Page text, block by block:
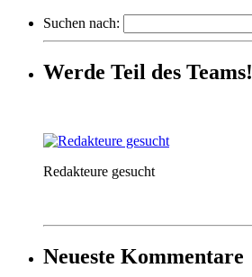
Suchen nach:
Werde Teil des Teams!
Redakteure gesucht
Neueste Kommentare